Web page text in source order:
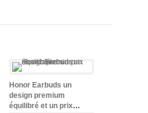
Honor Earbuds un
design premium
équilibré et un prix